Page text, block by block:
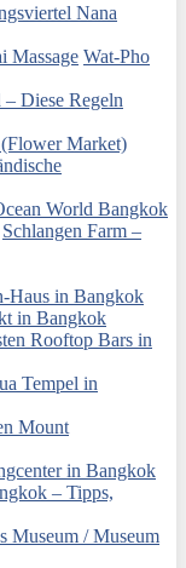
Nana
Wat-Pho
Diese Regeln
Market)
World Bangkok
Schlangen Farm –
Haus in Bangkok
in Bangkok
Rooftop Bars in
Tempel in
Mount
in Bangkok
– Tipps,
Museum / Museum